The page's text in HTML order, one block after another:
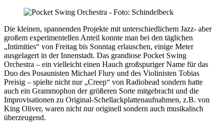
Die kleinen, spannenden Projekte mit unterschiedlichem Jazz- aber
großem experimentellen Anteil konnte man bei den täglichen
„Intimities“ von Freitag bis Sonntag erlauschen, einige Meter
ausgelagert in der Innenstadt. Das grandiose Pocket Swing
Orchestra – ein vielleicht einen Hauch großspuriger Name für das
Duo des Posaunisten Michael Flury und des Violinisten Tobias
Preisig – spielte nicht nur „Creep“ von Radiohead sondern hatte
auch ein Grammophon der größeren Sorte mitgebracht und die
Improvisationen zu Original-Schellackplattenaufnahmen, z.B. von
King Oliver, waren nicht nur originell sondern auch musikalisch
überzeugend.